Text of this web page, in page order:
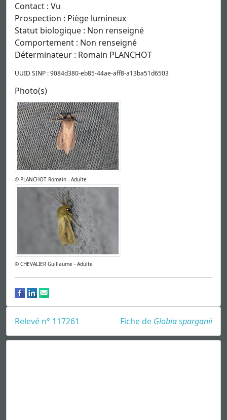
Contact : Vu
Prospection : Piège lumineux
Statut biologique : Non renseigné
Comportement : Non renseigné
Déterminateur : Romain PLANCHOT
UUID SINP : 9084d380-eb85-44ae-aff8-a13ba51d6503
Photo(s)
© PLANCHOT Romain - Adulte
© CHEVALIER Guillaume - Adulte
Fiche de Globia sparganii
Relevé n° 117261